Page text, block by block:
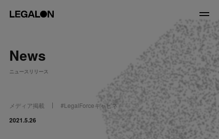
About
会社情報 役員紹介
Service
News
ニュースリリース
メディア掲載 #LegalForceキャビネ
2021.5.26